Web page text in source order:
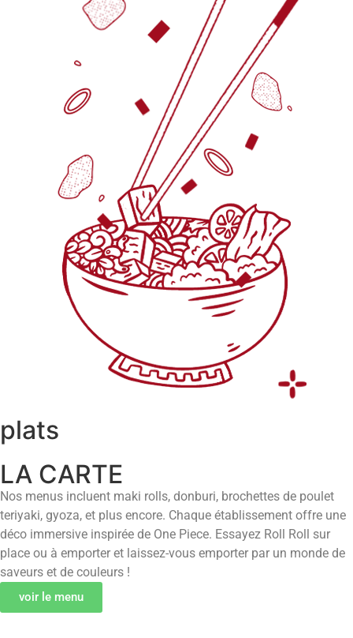
plats
LA CARTE
Nos menus incluent maki rolls, donburi, brochettes de poulet
teriyaki, gyoza, et plus encore. Chaque établissement offre une
déco immersive inspirée de One Piece. Essayez Roll Roll sur
place ou à emporter et laissez-vous emporter par un monde de
saveurs et de couleurs !
voir le menu